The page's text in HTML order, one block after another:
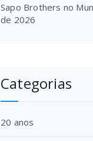
Sapo Brothers no
de 2026
Categorias
20 anos